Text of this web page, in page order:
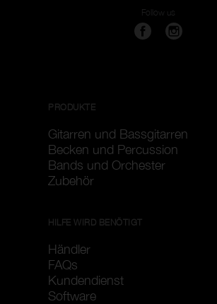
Filter anwenden
Follow us
PRODUKTE
Gitarren und Bassgitarren
Becken und Percussion
Bands und Orchester
Zubehör
HILFE WIRD BENÖTIGT
Händler
FAQs
Kundendienst
Software